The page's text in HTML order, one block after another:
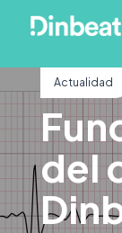
Actualidad
del